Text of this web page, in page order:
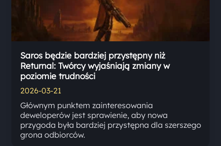
Saros będzie bardziej przystępny niż
Returnal: Twórcy wyjaśniają zmiany w
poziomie trudności
2026-03-21
Głównym punktem zainteresowania
deweloperów jest sprawienie, aby nowa
przygoda była bardziej przystępna dla szerszego
grona odbiorców.